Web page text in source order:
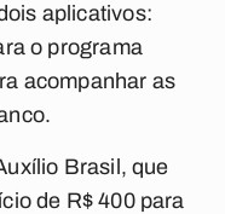
aplicativos:
o programa
acompanhar as
Brasil, que
de R$ 400 para